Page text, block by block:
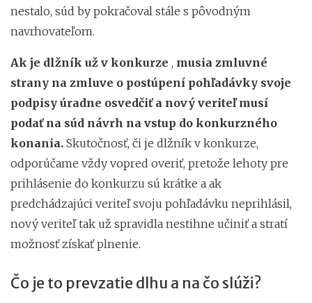
nestalo, súd by pokračoval stále s pôvodným
navrhovateľom.
Ak je dlžník už v konkurze , musia zmluvné
strany na zmluve o postúpení pohľadávky svoje
podpisy úradne osvedčiť a nový veriteľ musí
podať na súd návrh na vstup do konkurzného
konania. Skutočnosť, či je dlžník v konkurze,
odporúčame vždy vopred overiť, pretože lehoty pre
prihlásenie do konkurzu sú krátke a ak
predchádzajúci veriteľ svoju pohľadávku neprihlásil,
nový veriteľ tak už spravidla nestihne učiniť a stratí
možnosť získať plnenie.
Čo je to prevzatie dlhu a na čo slúži?